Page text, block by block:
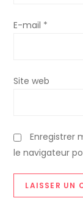
a
t
c
l
e
E-mail *
Site web
Enregistrer
le navigateur